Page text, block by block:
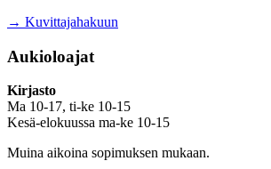
→ Kuvittajahakuun
Aukioloajat
Kirjasto
Ma 10-17, ti-ke 10-15
Kesä-elokuussa ma-ke 10-15
Muina aikoina sopimuksen mukaan.